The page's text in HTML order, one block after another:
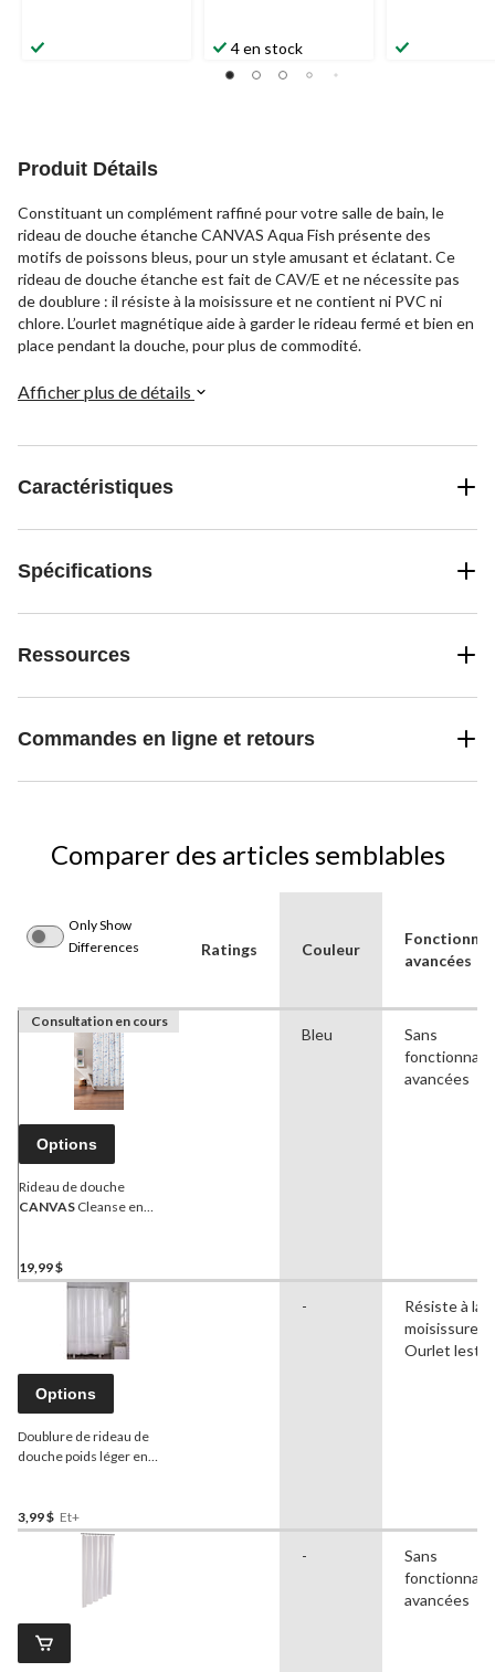
4 en stock
Produit Détails
Constituant un complément raffiné pour votre salle de bain, le
rideau de douche étanche CANVAS Aqua Fish présente des
motifs de poissons bleus, pour un style amusant et éclatant. Ce
rideau de douche étanche est fait de CAV/E et ne nécessite pas
de doublure : il résiste à la moisissure et ne contient ni PVC ni
chlore. L’ourlet magnétique aide à garder le rideau fermé et bien en
place pendant la douche, pour plus de commodité.
Afficher plus de détails
Caractéristiques
Spécifications
Ressources
Commandes en ligne et retours
Comparer des articles semblables
Only Show
Differences
Ratings Couleur
avancées
Consultation en cours
Options
Rideau de douche
CANVAS Cleanse en
19,99 $
Bleu
Sans
avancées
Options
Doublure de rideau de
douche poids léger en
3,99 $ Et+
-
Résiste à la
moisissure,
Ourlet lesté
-
Sans
avancées